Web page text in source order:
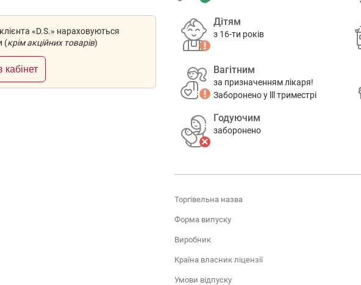
«D.S.» нараховуються
(крім акційних товарів)
кабінет
Дітям
з 16-ти років
Вагітним
за призначенням лікаря!
Заборонено у lll триместрі
Годуючим
заборонено
Торгівельна назва
Форма випуску
Виробник
Країна власник ліцензії
Умови відпуску